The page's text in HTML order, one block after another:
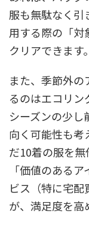
服も無駄なく引
用する際の「対
クリアできます。
また、季節外
るのはエコリ
シーズンの少し
向く可能性も考
だ10着の服を
「価値のある
ビス（特に宅配
が、満足度を高